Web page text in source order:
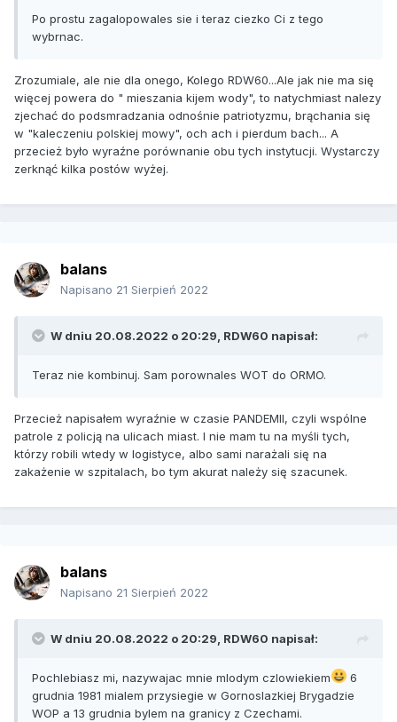
Po prostu zagalopowales sie i teraz ciezko Ci z tego
wybrnac.
Zrozumiale, ale nie dla onego, Kolego RDW60...Ale jak nie ma się
więcej powera do " mieszania kijem wody", to natychmiast nalezy
zjechać do podsmradzania odnośnie patriotyzmu, brąchania się
w "kaleczeniu polskiej mowy", och ach i pierdum bach... A
przecież było wyraźne porównanie obu tych instytucji. Wystarczy
zerknąć kilka postów wyżej.
balans
Napisano 21 Sierpień 2022
W dniu 20.08.2022 o 20:29, RDW60 napisał:
Teraz nie kombinuj. Sam porownales WOT do ORMO.
Przecież napisałem wyraźnie w czasie PANDEMII, czyli wspólne
patrole z policją na ulicach miast. I nie mam tu na myśli tych,
którzy robili wtedy w logistyce, albo sami narażali się na
zakażenie w szpitalach, bo tym akurat należy się szacunek.
balans
Napisano 21 Sierpień 2022
W dniu 20.08.2022 o 20:29, RDW60 napisał:
Pochlebiasz mi, nazywajac mnie mlodym czlowiekiem
6
grudnia 1981 mialem przysiegie w Gornoslazkiej Brygadzie
WOP a 13 grudnia bylem na granicy z Czechami.